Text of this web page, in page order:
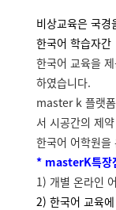
비상교육은 국
한국어 학습자간
한국어 교육을
하였습니다.
master k 플랫
서 시공간의 제
한국어 어학원을
* masterK특장
1) 개별 온라인
2) 한국어 교육